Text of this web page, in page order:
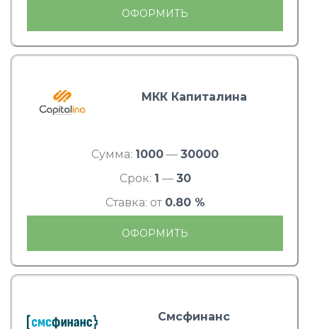
ОФОРМИТЬ
МКК Капиталина
Сумма: 1000 — 30000
Срок: 1 — 30
Ставка: от 0.80 %
ОФОРМИТЬ
Смсфинанс